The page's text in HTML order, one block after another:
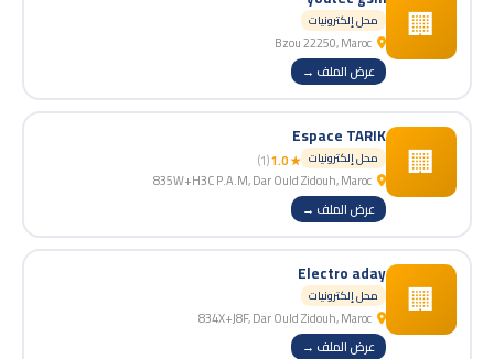
🏢 محل إلكترونيات
عرض الملف →
🏢
Espace TARIK
محل إلكترونيات ★ 1.0
(1)
عرض الملف →
🏢
Electro aday
محل إلكترونيات
عرض الملف →